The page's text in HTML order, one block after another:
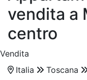
vendita a
centro
Vendita
Italia
Toscana